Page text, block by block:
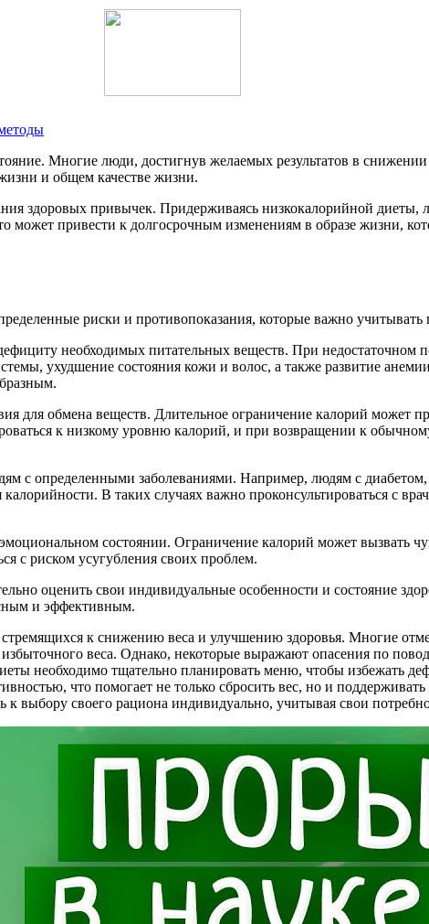
Многие люди, достигнув желаемых результатов в
и общем качестве жизни.
здоровых привычек. Придерживаясь низкокалорийной диеты,
может привести к долгосрочным изменениям в образе жизни,
риски и противопоказания, которые важно учитывать
необходимых питательных веществ. При недостаточном
ухудшение состояния кожи и волос, а также развитие
для обмена веществ. Длительное ограничение калорий может
к низкому уровню калорий, и при возвращении к
с определенными заболеваниями. Например, людям с
В таких случаях важно проконсультироваться с
состоянии. Ограничение калорий может вызвать
с риском усугубления своих проблем.
оценить свои индивидуальные особенности и состояние
и эффективным.
к снижению веса и улучшению здоровья. Многие
веса. Однако, некоторые выражают опасения по
необходимо тщательно планировать меню, чтобы избежать
что помогает не только сбросить вес, но и
выбору своего рациона индивидуально, учитывая свои